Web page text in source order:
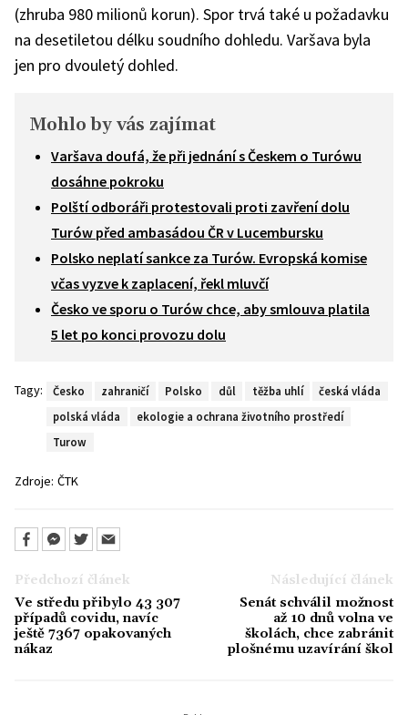
(zhruba 980 milionů korun). Spor trvá také u požadavku
na desetiletou délku soudního dohledu. Varšava byla
jen pro dvouletý dohled.
Mohlo by vás zajímat
Varšava doufá, že při jednání s Českem o Turówu
dosáhne pokroku
Polští odboráři protestovali proti zavření dolu
Turów před ambasádou ČR v Lucembursku
Polsko neplatí sankce za Turów. Evropská komise
včas vyzve k zaplacení, řekl mluvčí
Česko ve sporu o Turów chce, aby smlouva platila
5 let po konci provozu dolu
Tagy: Česko zahraničí Polsko důl těžba uhlí
česká vláda
polská vláda
ekologie a ochrana životního prostředí
Turow
Zdroje: ČTK
Předchozí článek
Ve středu přibylo 43 307
případů covidu, navíc
ještě 7367 opakovaných
nákaz
Následující článek
Senát schválil možnost
až 10 dnů volna ve
školách, chce zabránit
plošnému uzavírání škol